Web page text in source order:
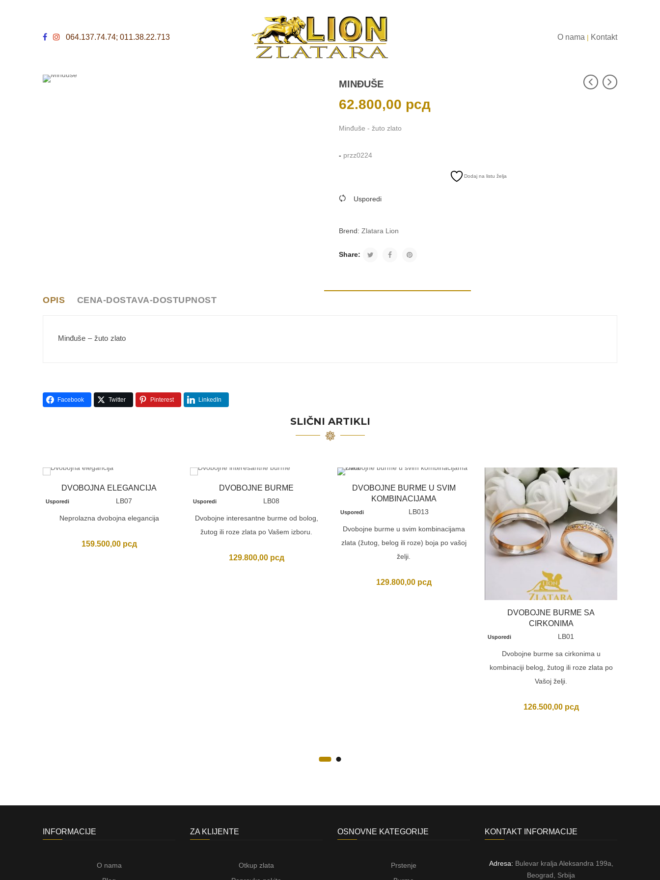
064.137.74.74; 011.38.22.713 O nama | Kontakt
MINĐUŠE
62.800,00 рсд
Minđuše - žuto zlato
- przz0224
Dodaj na listu želja
Usporedi
Brend:Zlatara Lion
Share:
OPIS CENA-DOSTAVA-DOSTUPNOST
Minđuše – žuto zlato
Facebook Twitter Pinterest LinkedIn
SLIČNI ARTIKLI
DVOBOJNA ELEGANCIJA
Usporedi LB07
Neprolazna dvobojna elegancija
159.500,00 рсд
DVOBOJNE BURME
Usporedi LB08
Dvobojne interesantne burme od bolog,
žutog ili roze zlata po Vašem izboru.
129.800,00 рсд
DVOBOJNE BURME U SVIM
KOMBINACIJAMA
Usporedi LB013
Dvobojne burme u svim kombinacijama
zlata (žutog, belog ili roze) boja po vašoj
želji.
129.800,00 рсд
DVOBOJNE BURME SA
CIRKONIMA
Usporedi LB01
Dvobojne burme sa cirkonima u
kombinaciji belog, žutog ili roze zlata po
Vašoj želji.
126.500,00 рсд
INFORMACIJE
O nama
ZA KLIJENTE
Otkup zlata
OSNOVNE KATEGORIJE
Prstenje
KONTAKT INFORMACIJE
Adresa: Bulevar kralja Aleksandra 199a,
Beograd, Srbija